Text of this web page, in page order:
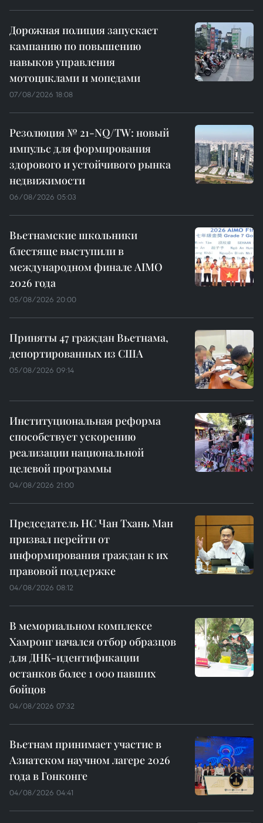
Дорожная полиция запускает
кампанию по повышению
навыков управления
мотоциклами и мопедами
07/08/2026 18:08
Резолюция № 21-NQ/TW: новый
импульс для формирования
здорового и устойчивого рынка
недвижимости
06/08/2026 05:03
Вьетнамские школьники
блестяще выступили в
международном финале AIMO
2026 года
05/08/2026 20:00
Приняты 47 граждан Вьетнама,
депортированных из США
05/08/2026 09:14
Институциональная реформа
способствует ускорению
реализации национальной
целевой программы
04/08/2026 21:00
Председатель НС Чан Тхань Ман
призвал перейти от
информирования граждан к их
правовой поддержке
04/08/2026 08:12
В мемориальном комплексе
Хамронг начался отбор образцов
для ДНК-идентификации
останков более 1 000 павших
бойцов
04/08/2026 07:32
Вьетнам принимает участие в
Азиатском научном лагере 2026
года в Гонконге
04/08/2026 04:41